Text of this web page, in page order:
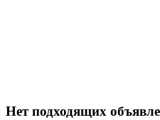
Нет подходящих